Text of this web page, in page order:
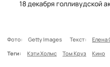
18 декабря голливудской
Фото: Getty Images Текст: Елена
Теги:
Кэти Холмс Том Круз Кино